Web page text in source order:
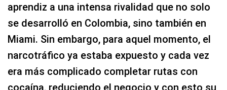
aprendiz a una intensa rivalidad que no solo
se desarrolló en Colombia, sino también en
Miami. Sin embargo, para aquel momento, el
narcotráfico ya estaba expuesto y cada vez
era más complicado completar rutas con
cocaína, reduciendo el negocio y con esto su